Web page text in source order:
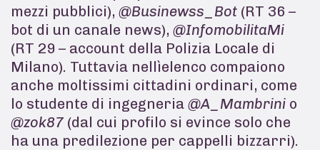
mezzi pubblici), @Businewss_Bot (RT 36 –
bot di un canale news), @InfomobilitaMi
(RT 29 – account della Polizia Locale di
Milano). Tuttavia nellìelenco compaiono
anche moltissimi cittadini ordinari, come
lo studente di ingegneria @A_Mambrini o
@zok87(dal cui profilo si evince solo che
ha una predilezione per cappelli bizzarri).